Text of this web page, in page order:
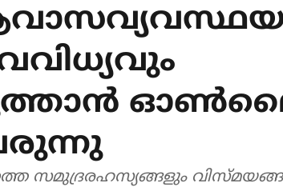
സമുദ്രരഹസ്യങ്ങളും